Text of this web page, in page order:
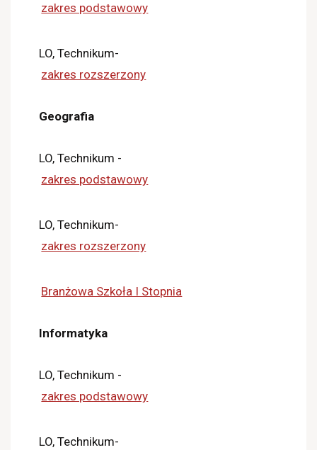
zakres podstawowy
LO, Technikum-
zakres rozszerzony
Geografia
LO, Technikum -
zakres podstawowy
LO, Technikum-
zakres rozszerzony
Branżowa Szkoła I Stopnia
Informatyka
LO, Technikum -
zakres podstawowy
LO, Technikum-